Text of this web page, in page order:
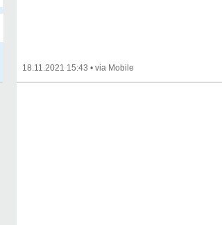
18.11.2021 15:43 •